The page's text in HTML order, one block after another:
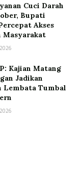
Cuci Darah
Bupati
Akses
Masyarakat
Kajian Matang
Jadikan
Lembata Tumbal